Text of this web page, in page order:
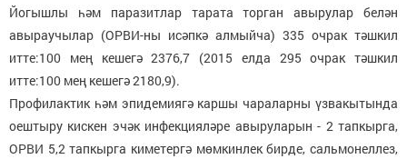
Йогышлы һәм паразитлар тарата торган авырулар белән
авыраучылар (ОРВИ-ны исәпкә алмыйча) 335 очрак тәшкил
итте:100 мең кешегә 2376,7 (2015 елда 295 очрак тәшкил
итте:100 мең кешегә 2180,9).
Профилактик һәм эпидемиягә каршы чараларны үзвакытында
оештыру кискен эчәк инфекцияләре авыруларын - 2 тапкырга,
ОРВИ 5,2 тапкырга киметергә мөмкинлек бирде, сальмонеллез,